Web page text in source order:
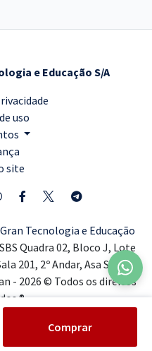
Comprar
e Educação S/A
uso
site
Gran Tecnologia e Educação
Quadra 02, Bloco J, Lote
201, 2º Andar, Asa Sul,
- 2026 © Todos os direitos
®